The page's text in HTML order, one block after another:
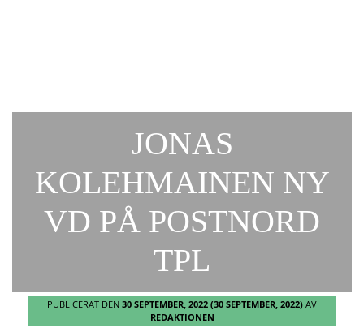
JONAS
KOLEHMAINEN NY
VD PÅ POSTNORD
TPL
PUBLICERAT DEN 30 SEPTEMBER, 2022 (30 SEPTEMBER, 2022) AV
REDAKTIONEN